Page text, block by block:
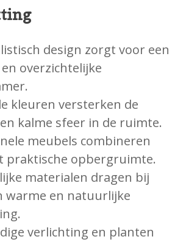
design zorgt voor een
overzichtelijke
kleuren versterken de
kalme sfeer in de ruimte.
meubels combineren
praktische opbergruimte.
materialen dragen bij
warme en natuurlijke
verlichting en planten